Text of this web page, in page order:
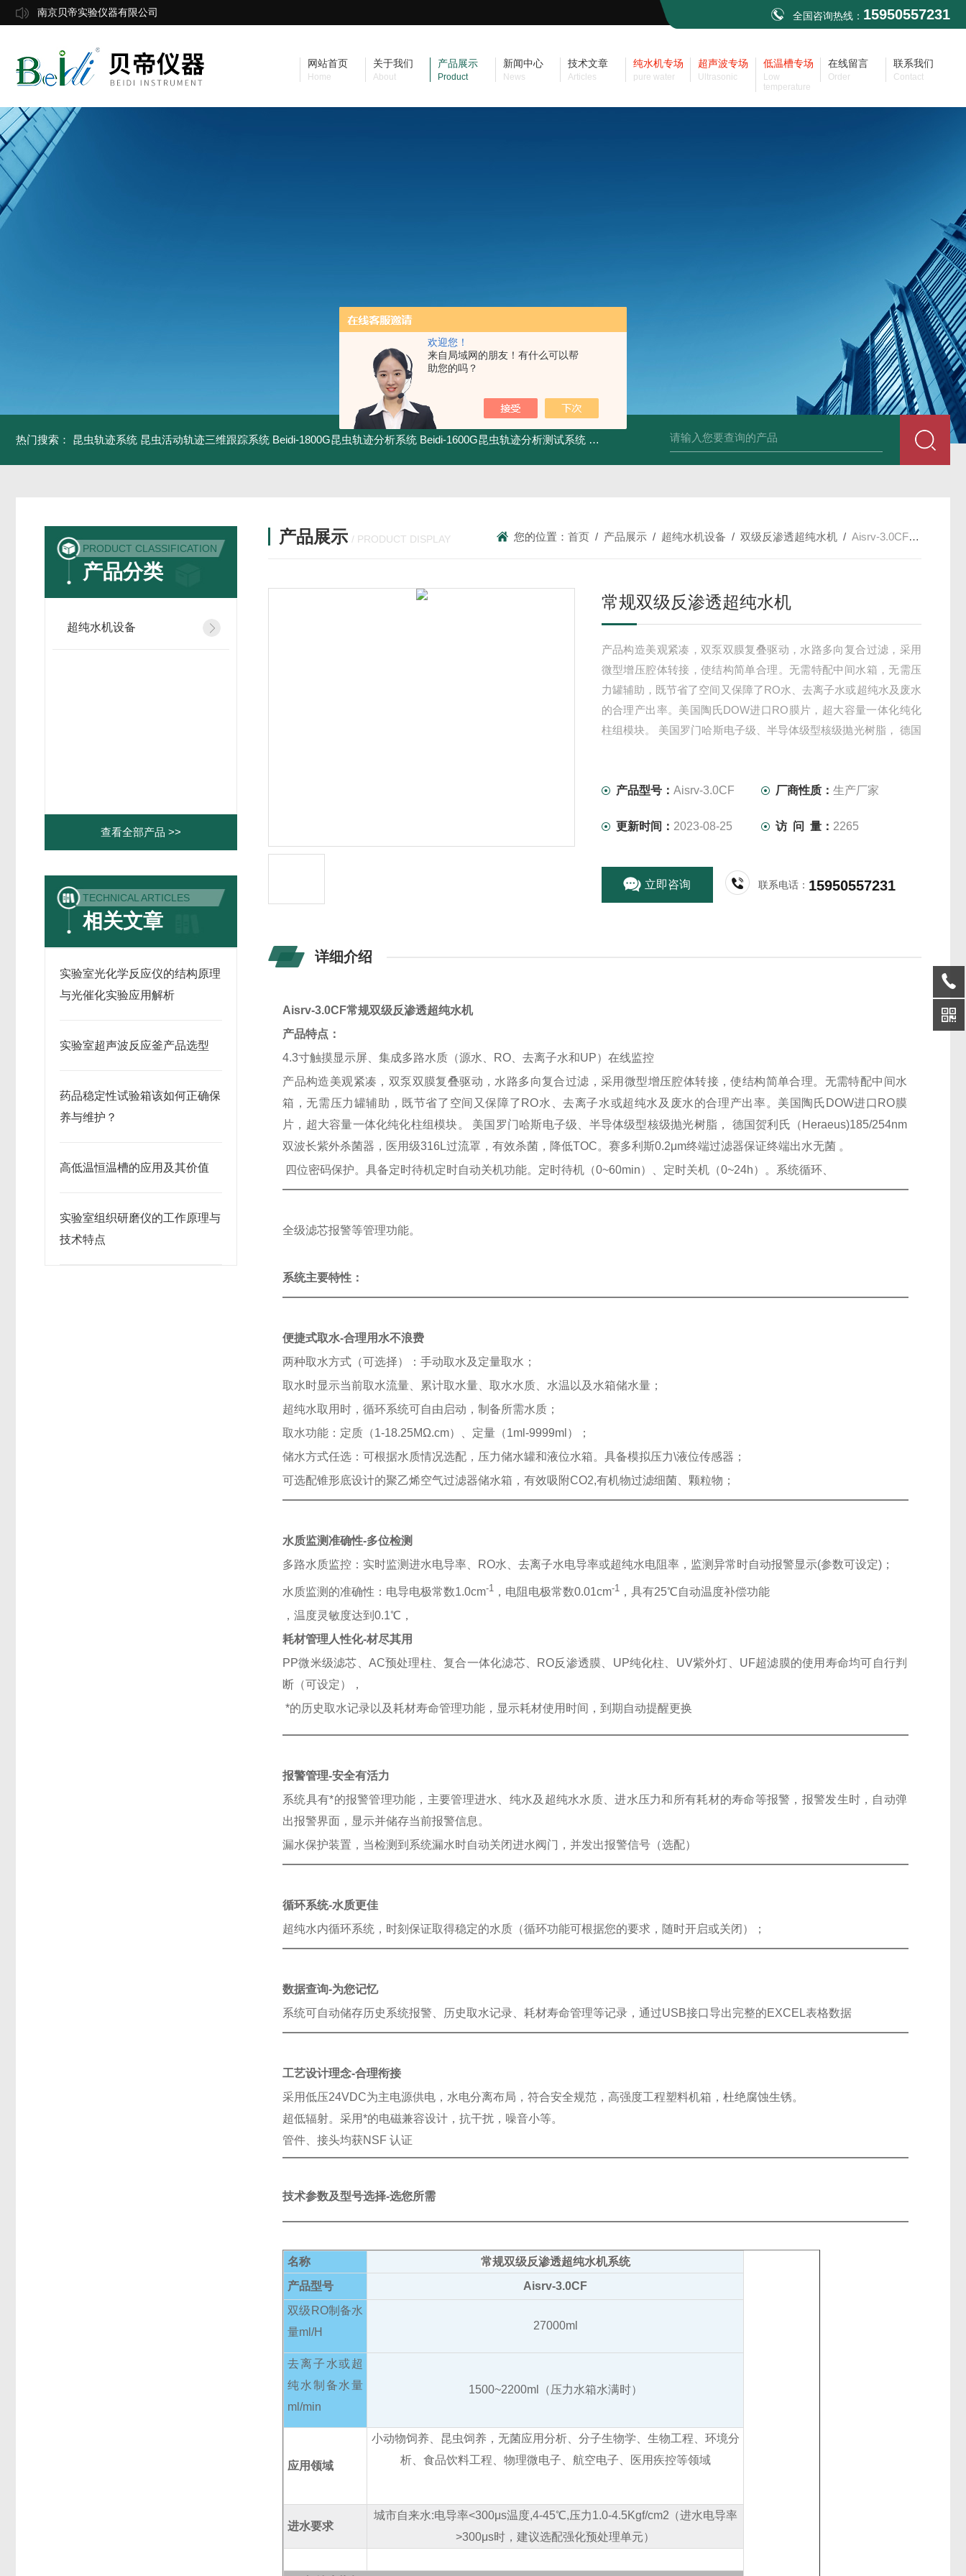
欢迎您！
来自局域网的朋友！有什么可以帮
助您的吗？
南京贝帝实验仪器有限公司 全国咨询热线： 15950557231
网站首页
Home
关于我们
About
产品展示
Product
新闻中心
News
技术文章
Articles
纯水机专场
pure water
超声波专场
Ultrasonic
低温槽专场
Low
temperature
在线留言
Order
联系我们
Contact
热门搜索： 昆虫轨迹系统 昆虫活动轨迹三维跟踪系统 Beidi-1800G昆虫轨迹分析系统 Beidi-1600G昆虫轨迹分析测试系统 BXPE500B大口径氙灯光源 BDRF超声波乳化反应釜 BDUF系列超声波高剪切
PRODUCT CLASSIFICATION
产品分类
超纯水机设备
查看全部产品 >>
TECHNICAL ARTICLES
相关文章
实验室光化学反应仪的结构原理
与光催化实验应用解析
实验室超声波反应釜产品选型
药品稳定性试验箱该如何正确保
养与维护？
高低温恒温槽的应用及其价值
实验室组织研磨仪的工作原理与
技术特点
产品展示 / PRODUCT DISPLAY 您的位置：首页 / 产品展示 / 超纯水机设备 / 双级反渗透超纯水机 /Aisrv-3.0CF常规双级反渗透超纯水机
常规双级反渗透超纯水机
产品构造美观紧凑，双泵双膜复叠驱动，水路多向复合过滤，采用
微型增压腔体转接，使结构简单合理。无需特配中间水箱，无需压
力罐辅助，既节省了空间又保障了RO水、去离子水或超纯水及废水
的合理产出率。美国陶氏DOW进口RO膜片，超大容量一体化纯化
柱组模块。 美国罗门哈斯电子级、半导体级型核级抛光树脂， 德国
产品型号： Aisrv-3.0CF 厂商性质：生产厂家
更新时间： 2023-08-25 访 问 量： 2265
立即咨询 联系电话： 15950557231
详细介绍
Aisrv-3.0CF常规双级反渗透超纯水机
产品特点：
4.3寸触摸显示屏、集成多路水质（源水、RO、去离子水和UP）在线监控
产品构造美观紧凑，双泵双膜复叠驱动，水路多向复合过滤，采用微型增压腔体转接，使结构简单合理。无需特配中间水
箱，无需压力罐辅助，既节省了空间又保障了RO水、去离子水或超纯水及废水的合理产出率。美国陶氏DOW进口RO膜
片，超大容量一体化纯化柱组模块。 美国罗门哈斯电子级、半导体级型核级抛光树脂， 德国贺利氏（Heraeus)185/254nm
双波长紫外杀菌器，医用级316L过流罩，有效杀菌，降低TOC。赛多利斯0.2μm终端过滤器保证终端出水无菌 。
四位密码保护。具备定时待机定时自动关机功能。定时待机（0~60min）、定时关机（0~24h）。系统循环、
全级滤芯报警等管理功能。
系统主要特性：
便捷式取水-合理用水不浪费
两种取水方式（可选择）：手动取水及定量取水；
取水时显示当前取水流量、累计取水量、取水水质、水温以及水箱储水量；
超纯水取用时，循环系统可自由启动，制备所需水质；
取水功能：定质（1-18.25MΩ.cm）、定量（1ml-9999ml）；
储水方式任选：可根据水质情况选配，压力储水罐和液位水箱。具备模拟压力\液位传感器；
可选配锥形底设计的聚乙烯空气过滤器储水箱，有效吸附CO2,有机物过滤细菌、颗粒物；
水质监测准确性-多位检测
多路水质监控：实时监测进水电导率、RO水、去离子水电导率或超纯水电阻率，监测异常时自动报警显示(参数可设定)；
水质监测的准确性：电导电极常数1.0cm-1 ，电阻电极常数0.01cm-1 ，具有25℃自动温度补偿功能
，温度灵敏度达到0.1℃，
耗材管理人性化-材尽其用
PP微米级滤芯、AC预处理柱、复合一体化滤芯、RO反渗透膜、UP纯化柱、UV紫外灯、UF超滤膜的使用寿命均可自行判
断（可设定），
*的历史取水记录以及耗材寿命管理功能，显示耗材使用时间，到期自动提醒更换
报警管理-安全有活力
系统具有*的报警管理功能，主要管理进水、纯水及超纯水水质、进水压力和所有耗材的寿命等报警，报警发生时，自动弹
出报警界面，显示并储存当前报警信息。
漏水保护装置，当检测到系统漏水时自动关闭进水阀门，并发出报警信号（选配）
循环系统-水质更佳
超纯水内循环系统，时刻保证取得稳定的水质（循环功能可根据您的要求，随时开启或关闭）；
数据查询-为您记忆
系统可自动储存历史系统报警、历史取水记录、耗材寿命管理等记录，通过USB接口导出完整的EXCEL表格数据
工艺设计理念-合理衔接
采用低压24VDC为主电源供电，水电分离布局，符合安全规范，高强度工程塑料机箱，杜绝腐蚀生锈。
超低辐射。采用*的电磁兼容设计，抗干扰，噪音小等。
管件、接头均获NSF 认证
技术参数及型号选择-选您所需
名称 常规双级反渗透超纯水机系统
产品型号
Aisrv-3.0CF
双级RO制备水
量ml/H
27000ml
去离子水或超
纯水制备水量
ml/min
1500~2200ml （压力水箱水满时）
应用领域
小动物饲养、昆虫饲养，无菌应用分析、 分子生物学、生物工程、环境分
析、食品饮料工程、物理微电子、航空电子、医用疾控等领域
进水要求
城市自来水:电导率<300μs温度,4-45℃,压力1.0-4.5Kgf/cm2（进水电导率
>300μs时，建议选配强化预处理单元）